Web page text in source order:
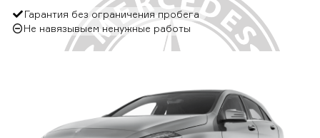
Гарантия без ограничения пробега
Не навязывыем ненужные работы